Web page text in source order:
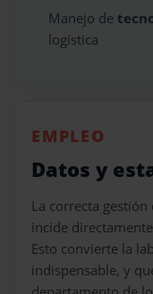
Manejo de
logística
EMPLEO
Datos y
La correcta
incide
Esto convierte la
indispensable, y